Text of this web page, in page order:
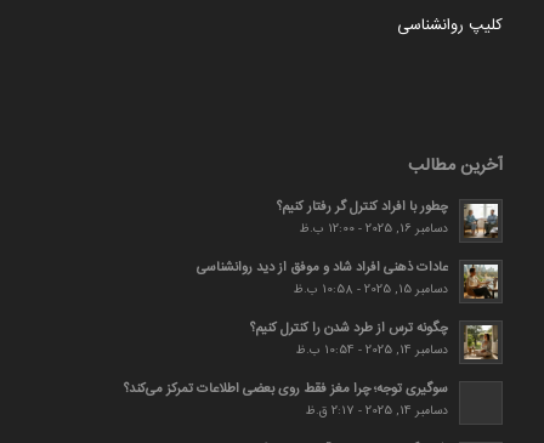
کلیپ روانشناسی
آخرین مطالب
چطور با افراد کنترل گر رفتار کنیم؟
دسامبر 16, 2025 - 12:00 ب.ظ
عادات ذهنی افراد شاد و موفق از دید روانشناسی
دسامبر 15, 2025 - 10:58 ب.ظ
چگونه ترس از طرد شدن را کنترل کنیم؟
دسامبر 14, 2025 - 10:54 ب.ظ
سوگیری توجه؛ چرا مغز فقط روی بعضی اطلاعات تمرکز می‌کند؟
دسامبر 14, 2025 - 2:17 ق.ظ